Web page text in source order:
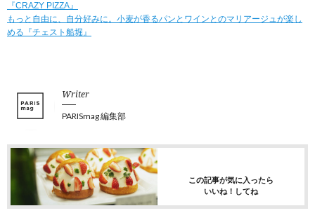
『CRAZY PIZZA』
もっと自由に、自分好みに。小麦が香るパンとワインとのマリアージュが楽し
める『チェスト船堀』
Writer
PARISmag 編集部
この記事が気に入ったら
いいね！してね